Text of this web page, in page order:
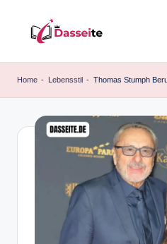
content
a
s
s
Home - Lebensstil - Thomas Stumph